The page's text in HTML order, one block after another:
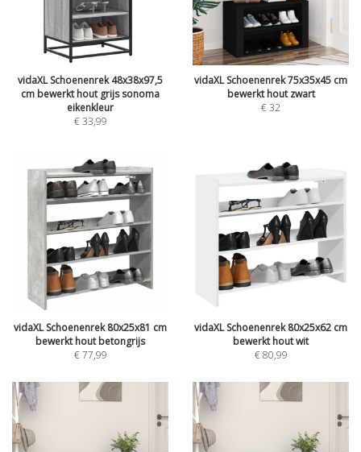
vidaXL Schoenenrek 48x38x97,5
cm bewerkt hout grijs sonoma
eikenkleur
€33,99
vidaXL Schoenenrek 75x35x45 cm
bewerkt hout zwart
€32
vidaXL Schoenenrek 80x25x81 cm
bewerkt hout betongrijs
€77,99
vidaXL Schoenenrek 80x25x62 cm
bewerkt hout wit
€80,99